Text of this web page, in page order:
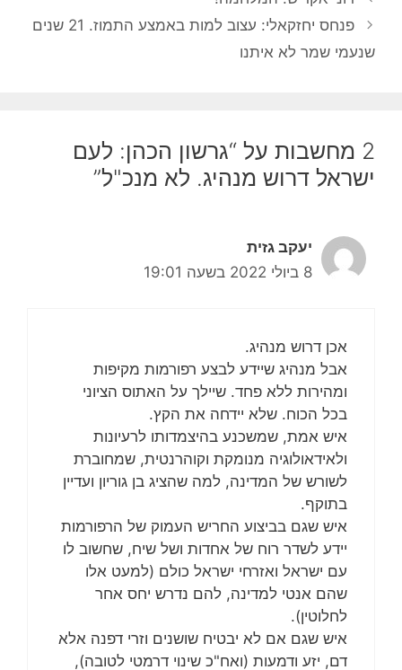
פנחס יחזקאלי: עצוב למות באמצע התמוז. 21 שנים
שנעמי שמר לא איתנו
2 מחשבות על “גרשון הכהן: לעם
ישראל דרוש מנהיג. לא מנכ"ל”
יעקב גזית
8 ביולי 2022 בשעה 19:01
אכן דרוש מנהיג.
אבל מנהיג שיידע לבצע רפורמות מקיפות
ומהירות ללא פחד. שיילך על האתוס הציוני
בכל הכוח. שלא יידחה את הקץ.
איש אמת, שמשכנע בהיצמדותו לרעיונות
ולאידאולוגיה מנומקת וקוהרנטית, שמחוברת
לשורש של המדינה, למה שהציג בן גוריון ועדיין
בתוקף.
איש שגם בביצוע החריש העמוק של הרפורמות
יידע לשדר רוח של אחדות ושל שיח, שחשוב לו
עם ישראל ואזרחי ישראל כולם (למעט אלו
שהם אנטי למדינה, להם נדרש יחס אחר
לחלוטין).
איש שגם אם לא יבטיח שושנים וזרי דפנה אלא
דם, יזע ודמעות (ואח"כ שינוי דרמטי לטובה),